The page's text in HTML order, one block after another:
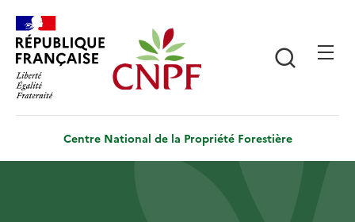
contenu
principal
Centre National de la Propriété Forestière